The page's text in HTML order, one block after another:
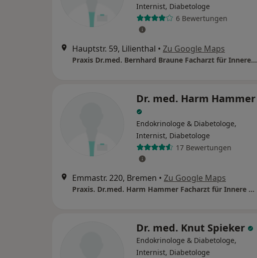
Internist, Diabetologe
6 Bewertungen
Hauptstr. 59, Lilienthal • Zu Google Maps
Praxis Dr.med. Bernhard Braune Facharzt für Innere Medizin
Dr. med. Harm Hammer
Endokrinologe & Diabetologe,
Internist, Diabetologe
17 Bewertungen
Emmastr. 220, Bremen • Zu Google Maps
Praxis. Dr.med. Harm Hammer Facharzt für Innere Medizin
Dr. med. Knut Spieker
Endokrinologe & Diabetologe,
Internist, Diabetologe